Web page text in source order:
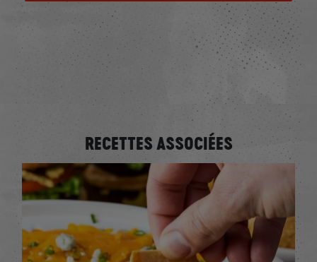
RECETTES ASSOCIÉES